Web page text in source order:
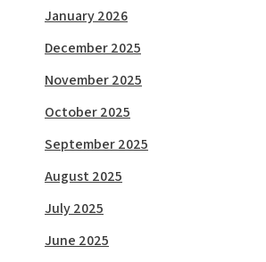
January 2026
December 2025
November 2025
October 2025
September 2025
August 2025
July 2025
June 2025